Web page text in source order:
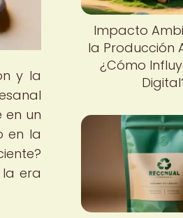
y la
en un
en la
era
Impacto
la Producción
¿Cómo